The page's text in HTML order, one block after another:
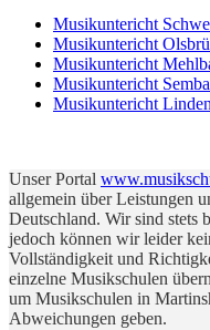
Musikuntericht
Musikuntericht
Musikuntericht
Musikuntericht
Musikuntericht
Unser Portal
allgemein über Leistungen
Deutschland. Wir sind stets
jedoch können wir leider
Vollständigkeit und
einzelne Musikschulen
um Musikschulen in
Abweichungen geben.